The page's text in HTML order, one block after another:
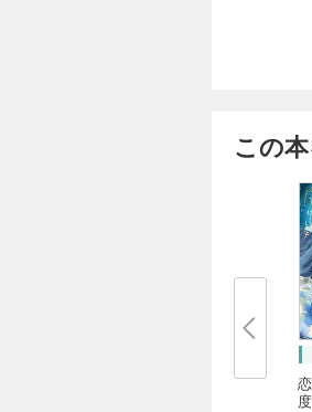
この